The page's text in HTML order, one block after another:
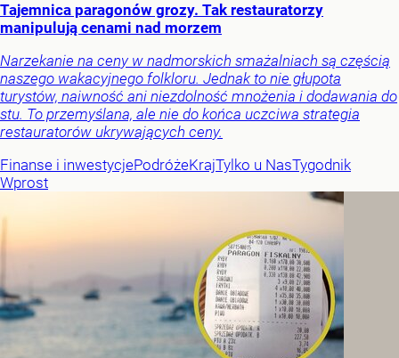
Tajemnica paragonów grozy. Tak restauratorzy
manipulują cenami nad morzem
Narzekanie na ceny w nadmorskich smażalniach są częścią
naszego wakacyjnego folkloru. Jednak to nie głupota
turystów, naiwność ani niezdolność mnożenia i dodawania do
stu. To przemyślana, ale nie do końca uczciwa strategia
restauratorów ukrywających ceny.
Finanse i inwestycjePodróżeKrajTylko u NasTygodnik
Wprost